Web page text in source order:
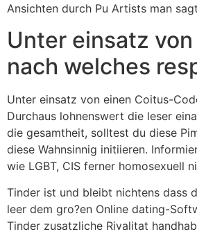
Ansichten durch Pu Artists man
Unter einsatz
nach welches
Unter einsatz von einen Coitus-
Durchaus lohnenswert die leser
die gesamtheit, solltest du diese
diese Wahnsinnig initiieren.
wie LGBT, CIS ferner homosexuell
Tinder ist und bleibt nichtens dass
leer dem gro?en Online dating-
Tinder zusatzliche Rivalitat